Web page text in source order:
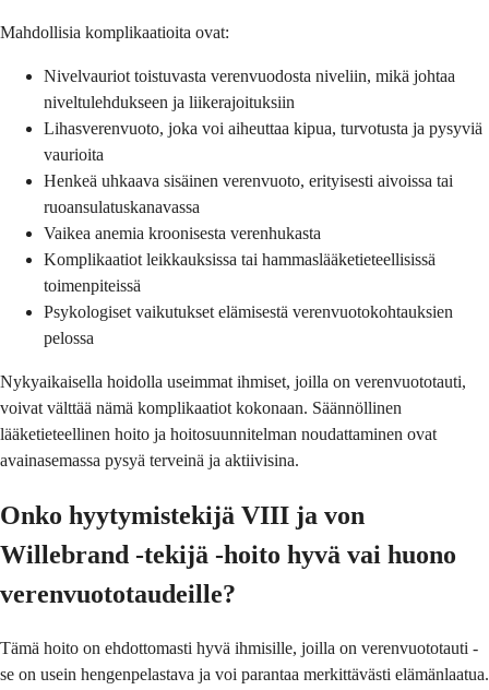
Mahdollisia komplikaatioita ovat:
Nivelvauriot toistuvasta verenvuodosta niveliin, mikä johtaa
niveltulehdukseen ja liikerajoituksiin
Lihasverenvuoto, joka voi aiheuttaa kipua, turvotusta ja pysyviä
vaurioita
Henkeä uhkaava sisäinen verenvuoto, erityisesti aivoissa tai
ruoansulatuskanavassa
Vaikea anemia kroonisesta verenhukasta
Komplikaatiot leikkauksissa tai hammaslääketieteellisissä
toimenpiteissä
Psykologiset vaikutukset elämisestä verenvuotokohtauksien
pelossa
Nykyaikaisella hoidolla useimmat ihmiset, joilla on verenvuototauti,
voivat välttää nämä komplikaatiot kokonaan. Säännöllinen
lääketieteellinen hoito ja hoitosuunnitelman noudattaminen ovat
avainasemassa pysyä terveinä ja aktiivisina.
Onko hyytymistekijä VIII ja von
Willebrand -tekijä -hoito hyvä vai huono
verenvuototaudeille?
Tämä hoito on ehdottomasti hyvä ihmisille, joilla on verenvuototauti -
se on usein hengenpelastava ja voi parantaa merkittävästi elämänlaatua.